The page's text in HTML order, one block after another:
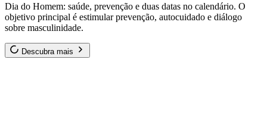
Dia do Homem: saúde, prevenção e duas datas no calendário. O
objetivo principal é estimular prevenção, autocuidado e diálogo
sobre masculinidade.
Descubra mais